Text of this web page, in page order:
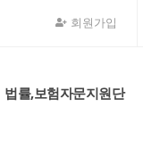
회원가입
법률,보험자문지원단